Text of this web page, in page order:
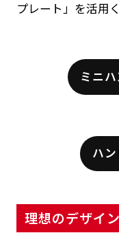
プレート」を活用
ミニ
ハ
理想のデザイ